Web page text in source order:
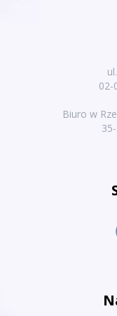
02-
Biuro w